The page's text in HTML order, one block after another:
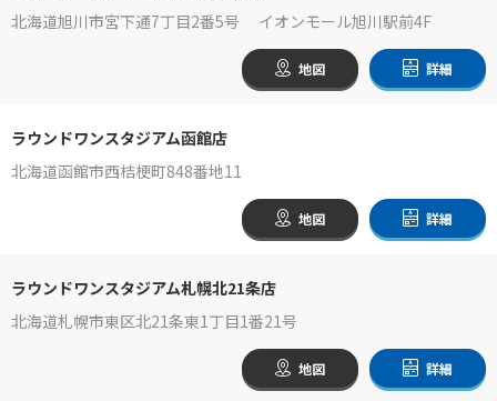
北海道旭川市宮下通7丁目2番5号 イオンモール旭川駅前4F
地図 詳細
ラウンドワンスタジアム函館店
北海道函館市西桔梗町848番地11
地図 詳細
ラウンドワンスタジアム札幌北21条店
北海道札幌市東区北21条東1丁目1番21号
地図 詳細